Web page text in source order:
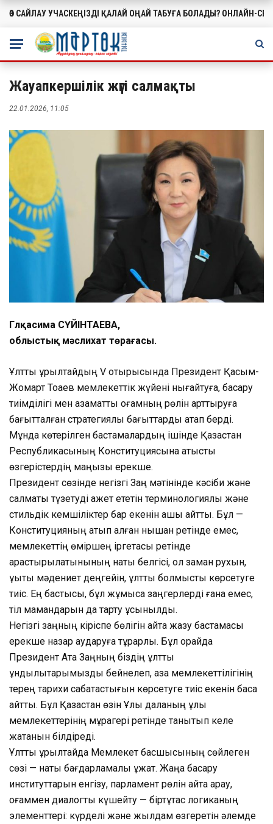
МАҢЫЗДЫ
ӨЗ САЙЛАУ УЧАСКЕҢІЗДІ ҚАЛАЙ ОҢАЙ ТАБУҒА БОЛАДЫ? ОНЛАЙН-
Жауапкершілік жүгі салмақты
22.01.2026, 11:05
Гүлқасима СҮЙІНТАЕВА,
облыстық мәслихат төрағасы.
Ұлттық құрылтайдың V отырысында Президент Қасым-
Жомарт Тоқаев мемлекеттік жүйені нығайтуға, басқару
тиімділігі мен азаматтық қоғамның рөлін арттыруға
бағытталған стратегиялық бағыттарды атап берді.
Мұнда көтерілген бастамалардың ішінде Қазақстан
Республикасының Конституциясына қатысты
өзгерістердің маңызы ерекше.
Президент сөзінде негізгі Заң мәтінінде кәсіби және
салмақты түзетуді қажет ететін терминологиялық және
стильдік кемшіліктер бар екенін ашық айтты. Бұл —
Конституцияның қатып қалған нышан ретінде емес,
мемлекеттің өміршең іргетасы ретінде
қарастырылатынының нақты белгісі, ол заман рухын,
құқықтық мәдениет деңгейін, ұлттық болмысты көрсетуге
тиіс. Ең бастысы, бұл жұмысқа заңгерлерді ғана емес,
тіл мамандарын да тарту ұсынылды.
Негізгі заңның кіріспе бөлігін қайта жазу бастамасы
ерекше назар аударуға тұрарлық. Бұл орайда
Президент Ата Заңның біздің ұлттық
құндылықтарымызды бейнелеп, қазақ мемлекеттілігінің
терең тарихи сабақтастығын көрсетуге тиіс екенін баса
айтты. Бұл Қазақстан өзін Ұлы даланың ұлы
мемлекеттерінің мұрагері ретінде танытып келе
жатқанын білдіреді.
Ұлттық құрылтайда Мемлекет басшысының сөйлеген
сөзі — нақты бағдарламалық құжат. Жаңа басқару
институттарын енгізу, парламент рөлін қайта қарау,
қоғаммен диалогты күшейту — біртұтас логиканың
элементтері: күрделі және жылдам өзгеретін әлемде